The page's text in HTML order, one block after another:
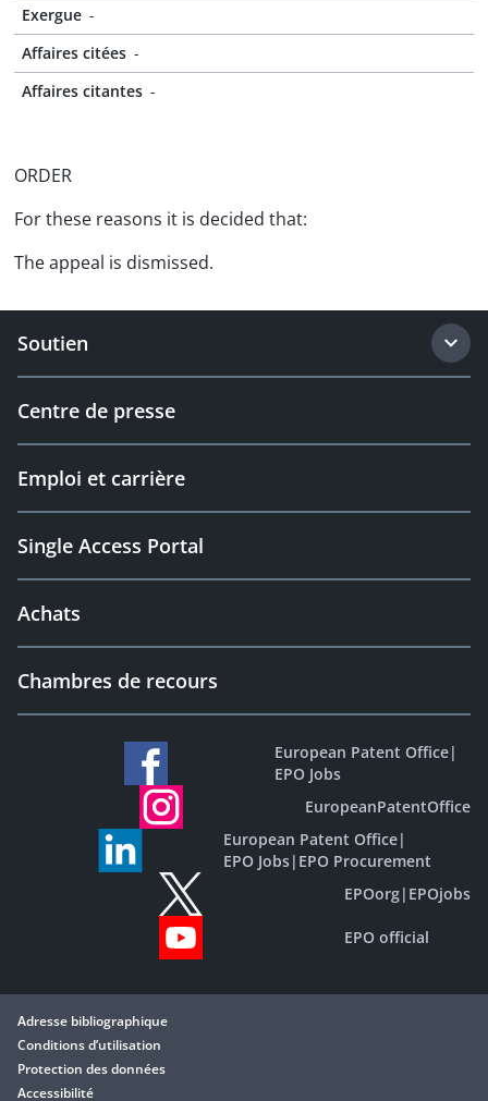
Exergue -
Affaires citées -
Affaires citantes -
ORDER
For these reasons it is decided that:
The appeal is dismissed.
Soutien
Centre de presse
Emploi et carrière
Single Access Portal
Achats
Chambres de recours
European Patent Office|
EPO Jobs
EuropeanPatentOffice
European Patent Office|
EPO Jobs| EPO Procurement
EPOorg| EPOjobs
EPO official
Adresse bibliographique
Conditions d’utilisation
Protection des données
Accessibilité